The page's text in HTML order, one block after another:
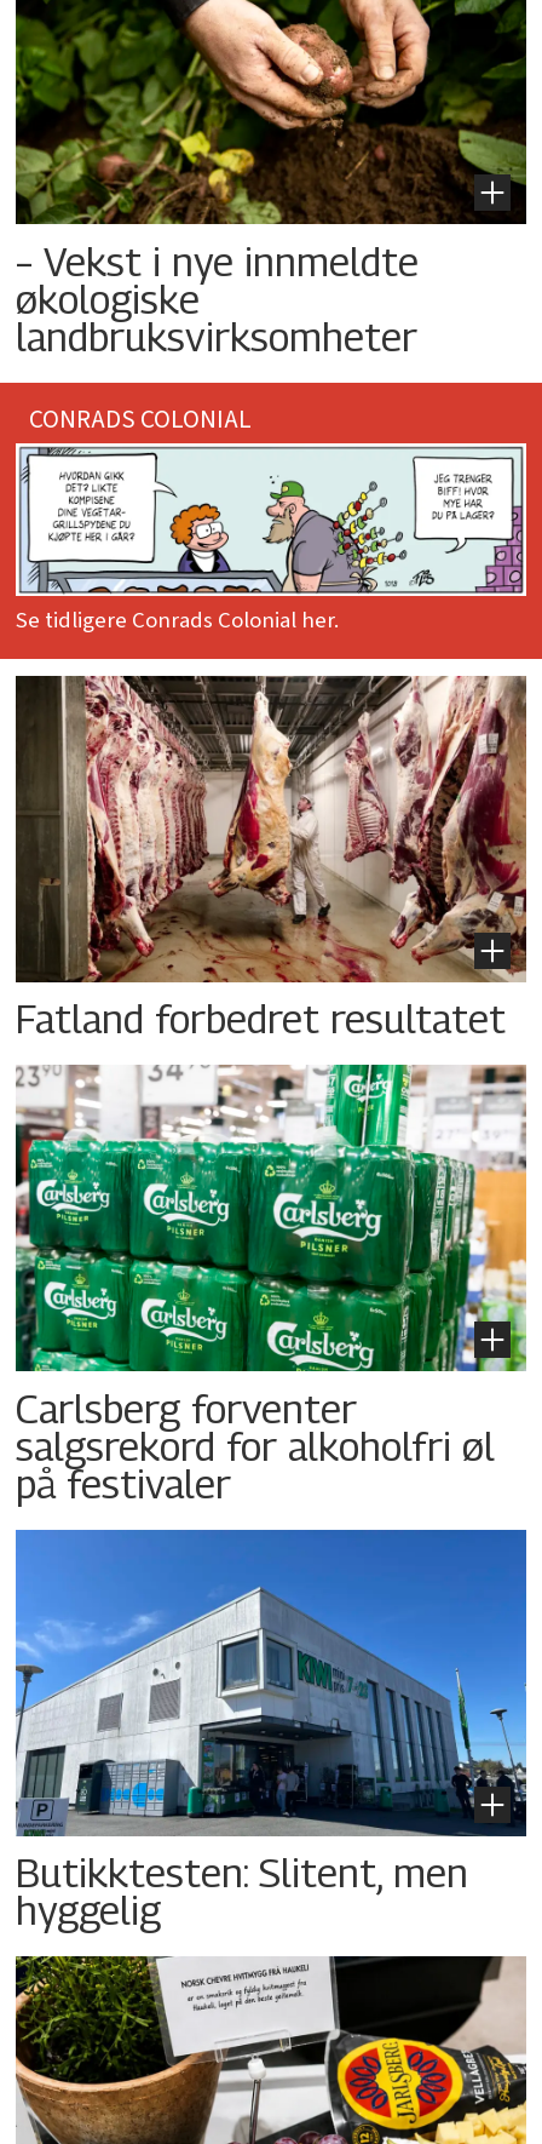
– Vekst i nye innmeldte
økologiske
landbruksvirksomheter
CONRADS COLONIAL
Se tidligere Conrads Colonial her.
Fatland forbedret resultatet
Carlsberg forventer
salgsrekord for alkoholfri øl
på festivaler
Butikktesten: Slitent, men
hyggelig